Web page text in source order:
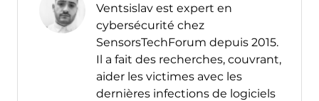
Ventsislav est expert en
cybersécurité chez
SensorsTechForum depuis 2015.
Il a fait des recherches, couvrant,
aider les victimes avec les
dernières infections de logiciels